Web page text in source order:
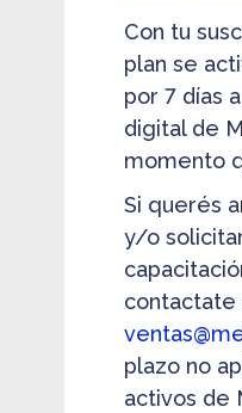
Con tu
plan se
por 7 días
digital de
momento
Si querés
y/o
contactate
plazo no
activos de